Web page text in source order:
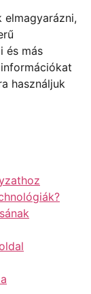
és más
használjuk